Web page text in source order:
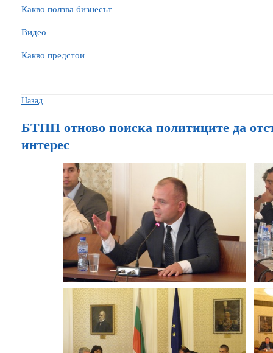
Какво ползва бизнесът
Видео
Какво предстои
Назад
БТПП отново поиска политиците да
интерес